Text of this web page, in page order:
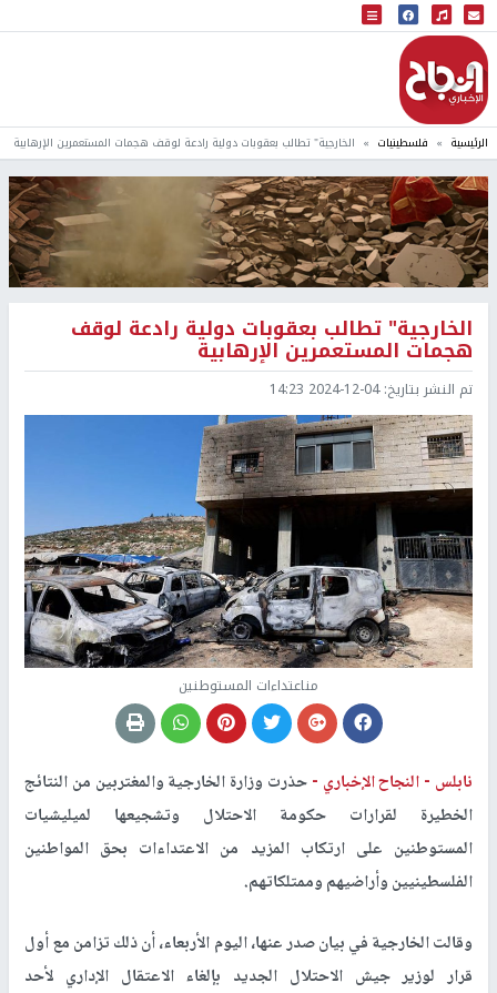
البث المباشر
إذاعة النجاح
الرئيسية فلسطينيات الخارجية" تطالب بعقوبات دولية رادعة لوقف هجمات المستعمرين الإرهابية
الخارجية" تطالب بعقوبات دولية رادعة لوقف
هجمات المستعمرين الإرهابية
تم النشر بتاريخ:2024-12-04 14:23
مناعتداءات المستوطنين
نابلس -النجاح الإخباري -حذرت وزارة الخارجية والمغتربين من النتائج
الخطيرة لقرارات حكومة الاحتلال وتشجيعها لميليشيات
المستوطنين على ارتكاب المزيد من الاعتداءات بحق المواطنين
الفلسطينيين وأراضيهم وممتلكاتهم.
وقالت الخارجية في بيان صدر عنها، اليوم الأربعاء، أن ذلك تزامن مع أول
قرار لوزير جيش الاحتلال الجديد بإلغاء الاعتقال الإداري لأحد